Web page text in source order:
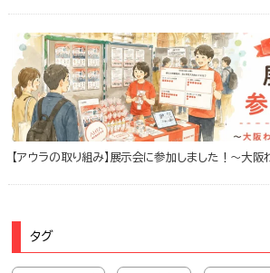
【アウラの取り組み】展示会に参加しました！～大
タグ